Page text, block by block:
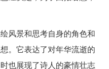
风景和思考自身的角色和
。它表达了对年华流逝的
也展现了诗人的豪情壮志